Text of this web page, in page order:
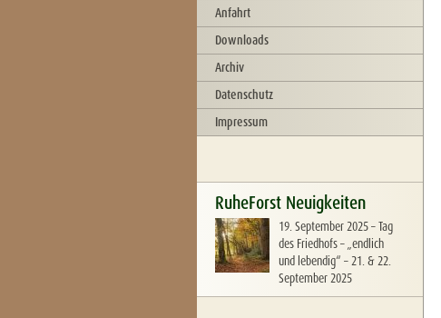
Anfahrt
Downloads
Archiv
Datenschutz
Impressum
RuheForst Neuigkeiten
19. September 2025–Tag
des Friedhofs – „endlich
und lebendig“ – 21. & 22.
September 2025